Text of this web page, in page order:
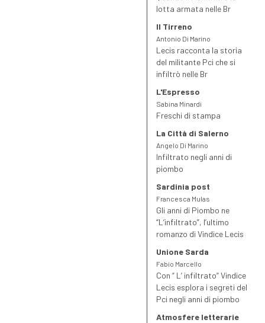
lotta armata nelle Br
Il Tirreno
Antonio Di Marino
Lecis racconta la storia
del militante Pci che si
infiltrò nelle Br
L'Espresso
Sabina Minardi
Freschi di stampa
La Città di Salerno
Angelo Di Marino
Infiltrato negli anni di
piombo
Sardinia post
Francesca Mulas
Gli anni di Piombo ne
“L’infiltrato”, l’ultimo
romanzo di Vindice Lecis
Unione Sarda
Fabio Marcello
Con “ L’ infiltrato” Vindice
Lecis esplora i segreti del
Pci negli anni di piombo
Atmosfere letterarie